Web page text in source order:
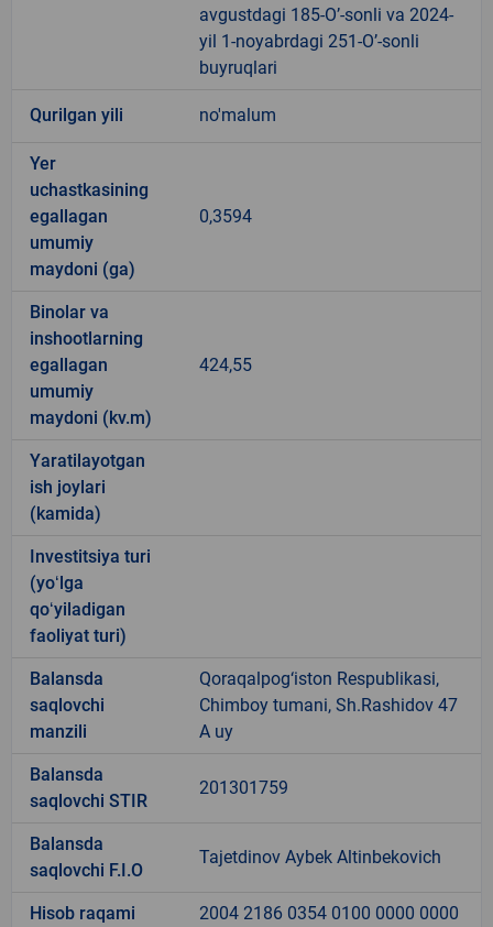
avgustdagi 185-O’-sonli va 2024-
yil 1-noyabrdagi 251-O’-sonli
buyruqlari
Qurilgan yili no'malum
Yer
uchastkasining
egallagan
umumiy
maydoni (ga)
0,3594
Binolar va
inshootlarning
egallagan
umumiy
maydoni (kv.m)
424,55
Yaratilayotgan
ish joylari
(kamida)
Investitsiya turi
(yoʻlga
qoʻyiladigan
faoliyat turi)
Balansda
saqlovchi
manzili
Qoraqalpog‘iston Respublikasi,
Chimboy tumani, Sh.Rashidov 47
A uy
Balansda
saqlovchi STIR
201301759
Balansda
saqlovchi F.I.O
Tajetdinov Aybek Altinbekovich
Hisob raqami
2004 2186 0354 0100 0000 0000